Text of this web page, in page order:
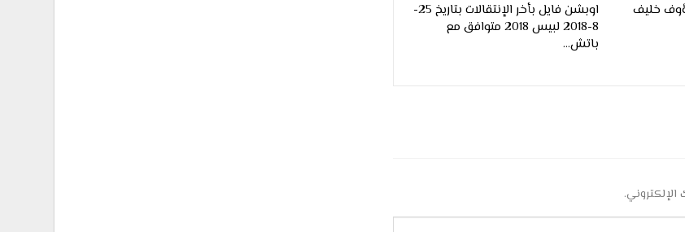
خليف
اوبشن فايل بأخر الإنتقالات بتاريخ 25-
8-2018 لبيس 2018 متوافق مع
باتش…